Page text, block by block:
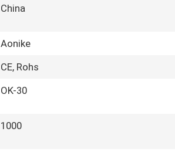
China
Aonike
CE, Rohs
OK-30
1000